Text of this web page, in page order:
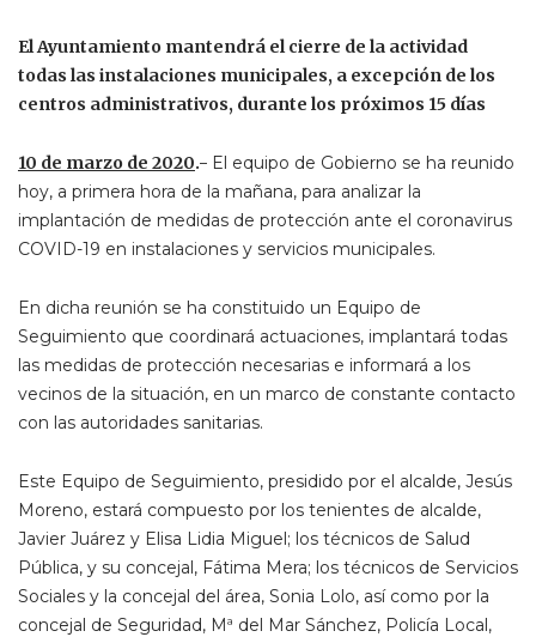
El Ayuntamiento mantendrá el cierre de la actividad
todas las instalaciones municipales, a excepción de los
centros administrativos, durante los próximos 15 días
10 de marzo de 2020.- El equipo de Gobierno se ha reunido
hoy, a primera hora de la mañana, para analizar la
implantación de medidas de protección ante el coronavirus
COVID-19 en instalaciones y servicios municipales.
En dicha reunión se ha constituido un Equipo de
Seguimiento que coordinará actuaciones, implantará todas
las medidas de protección necesarias e informará a los
vecinos de la situación, en un marco de constante contacto
con las autoridades sanitarias.
Este Equipo de Seguimiento, presidido por el alcalde, Jesús
Moreno, estará compuesto por los tenientes de alcalde,
Javier Juárez y Elisa Lidia Miguel; los técnicos de Salud
Pública, y su concejal, Fátima Mera; los técnicos de Servicios
Sociales y la concejal del área, Sonia Lolo, así como por la
concejal de Seguridad, Mª del Mar Sánchez, Policía Local,